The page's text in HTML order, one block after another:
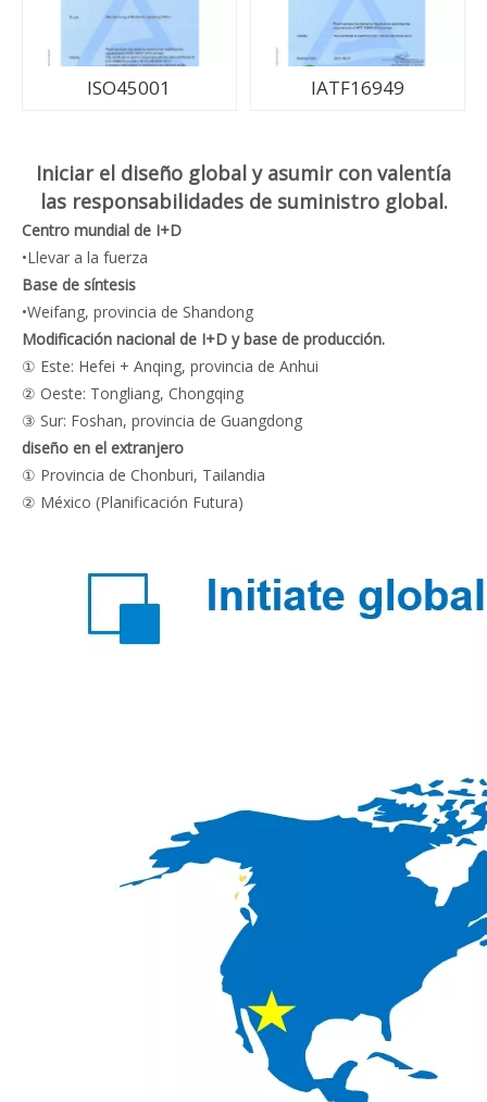
ISO45001 IATF16949
Iniciar el diseño global y asumir con valentía
las responsabilidades de suministro global.
Centro mundial de I+D
•Llevar a la fuerza
Base de síntesis
•Weifang, provincia de Shandong
Modificación nacional de I+D y base de producción.
① Este: Hefei + Anqing, provincia de Anhui
② Oeste: Tongliang, Chongqing
③ Sur: Foshan, provincia de Guangdong
diseño en el extranjero
① Provincia de Chonburi, Tailandia
② México (Planificación Futura)